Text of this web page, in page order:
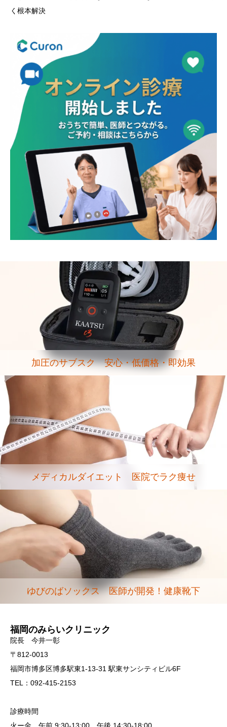
く根本解決
加圧のサブスク 安心・低価格・即効果
メディカルダイエット 医院でラク痩せ
ゆびのばソックス 医師が開発！健康靴下
福岡のみらいクリニック
院長 今井一彰
〒812-0013
福岡市博多区博多駅東1-13-31 駅東サンシティビル6F
TEL：092-415-2153
診療時間